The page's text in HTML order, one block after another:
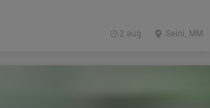
Seini, MM
2 aug.